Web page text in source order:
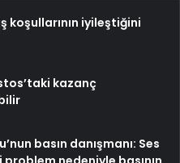
koşullarının iyileştiğini
kazanç
basın danışmanı: Ses